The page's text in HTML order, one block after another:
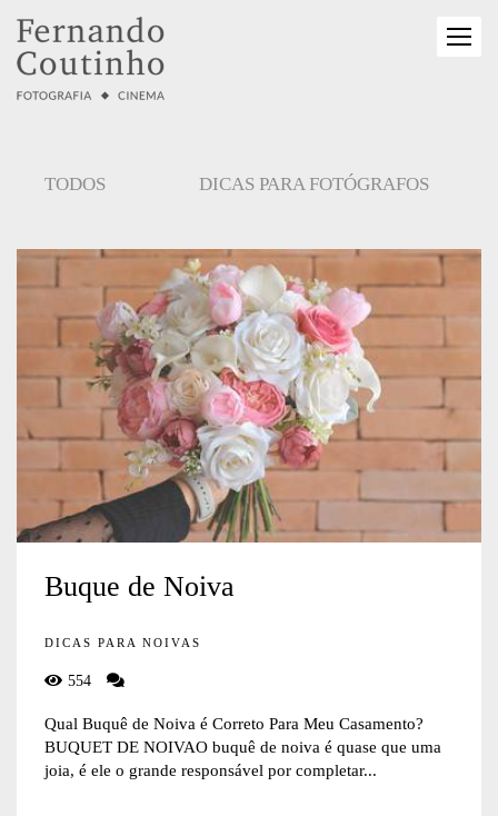
TODOS DICAS PARA FOTÓGRAFOS
Buque de Noiva
DICAS PARA NOIVAS
554
Qual Buquê de Noiva é Correto Para Meu Casamento?
BUQUET DE NOIVAO buquê de noiva é quase que uma
joia, é ele o grande responsável por completar...